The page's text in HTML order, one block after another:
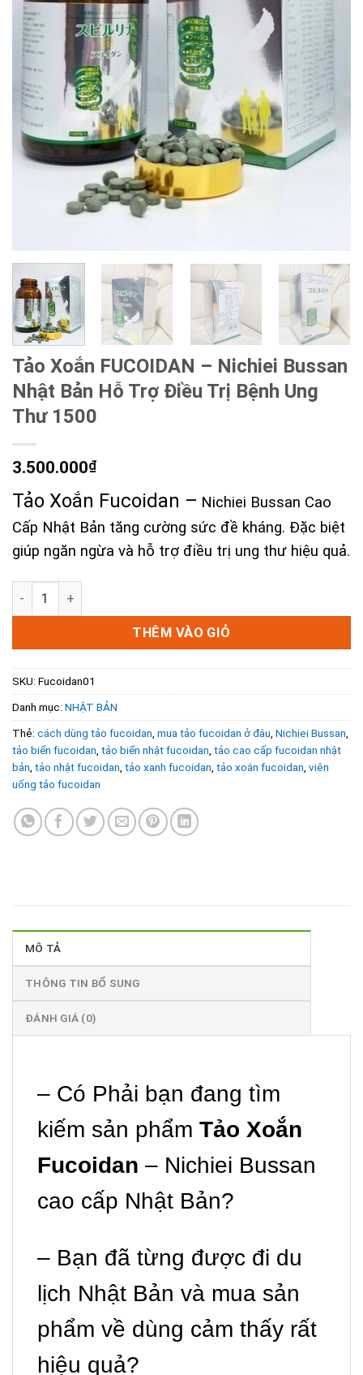
Tảo Xoắn FUCOIDAN – Nichiei Bussan
Nhật Bản Hỗ Trợ Điều Trị Bệnh Ung
Thư 1500
3.500.000₫
Tảo Xoắn Fucoidan – Nichiei Bussan Cao
Cấp Nhật Bản tăng cường sức đề kháng. Đặc biệt
giúp ngăn ngừa và hỗ trợ điều trị ung thư hiệu quả.
Tảo Xoắn FUCOIDAN - Nichiei Bussan Nhật Bản Hỗ Trợ
THÊM VÀO GIỎ
SKU: Fucoidan01
Danh mục: NHẬT BẢN
Thẻ: cách dùng tảo fucoidan mua tảo fucoidan ở đâu Nichiei Bussan
tảo biển fucoidan tảo biển nhật fucoidan tảo cao cấp fucoidan nhật
bản tảo nhật fucoidan tảo xanh fucoidan tảo xoắn fucoidan viên
uống tảo fucoidan
MÔ TẢ
THÔNG TIN BỔ SUNG
ĐÁNH GIÁ (0)
– Có Phải bạn đang tìm
kiếm sản phẩm Tảo Xoắn
Fucoidan – Nichiei Bussan
cao cấp Nhật Bản?
– Bạn đã từng được đi du
lịch Nhật Bản và mua sản
phẩm về dùng cảm thấy rất
hiệu quả?